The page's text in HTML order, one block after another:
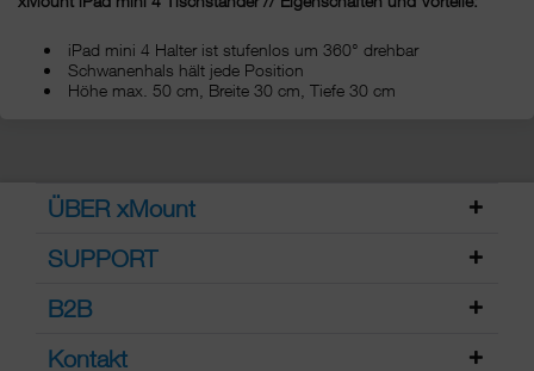
iPad mini 4 Halter ist stufenlos um 360° drehbar
Schwanenhals hält jede Position
Höhe max. 50 cm, Breite 30 cm, Tiefe 30 cm
ÜBER xMount
SUPPORT
B2B
Kontakt